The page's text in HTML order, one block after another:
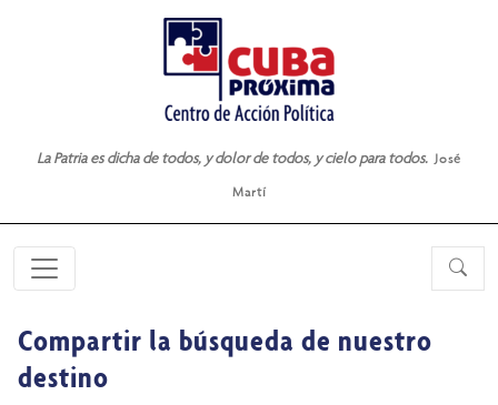
La Patria es dicha de todos, y dolor de todos, y cielo para todos. José
Martí
Compartir la búsqueda de nuestro
destino